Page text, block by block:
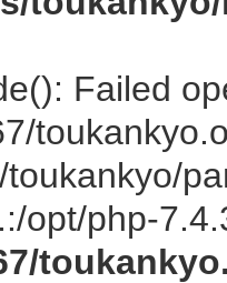
Failed
opt/php-